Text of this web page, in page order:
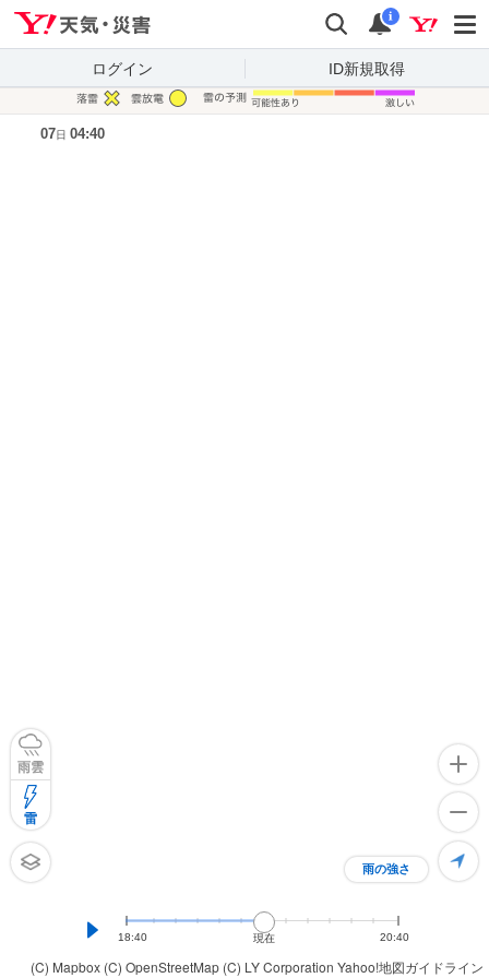
検索 通知
i
ログイン ID新規取得
(C) Mapbox (C) OpenStreetMap (C) LY Corporation Yahoo!地図ガイドライン
雨の強さ
雨雲
雷
18:40 現在 20:40
07日 04:40